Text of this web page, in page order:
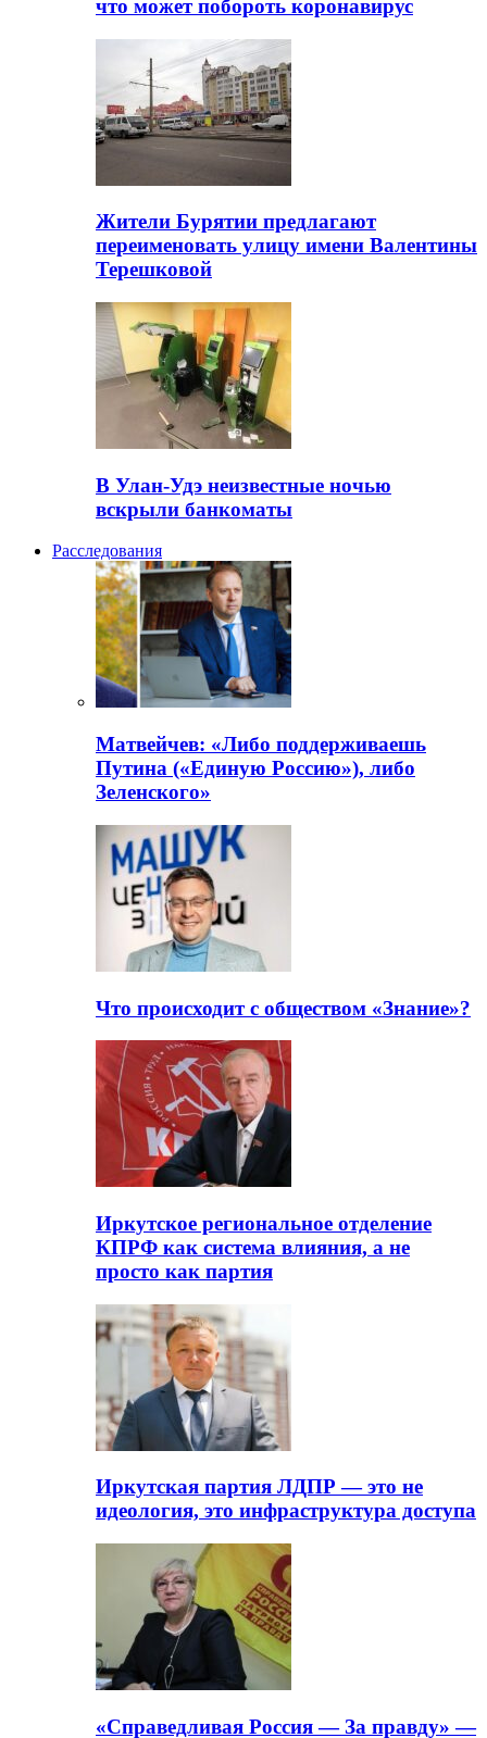
что может побороть коронавирус
Жители Бурятии предлагают
переименовать улицу имени Валентины
Терешковой
В Улан-Удэ неизвестные ночью
вскрыли банкоматы
Расследования
Матвейчев: «Либо поддерживаешь
Путина («Единую Россию»), либо
Зеленского»
Что происходит с обществом «Знание»?
Иркутское региональное отделение
КПРФ как система влияния, а не
просто как партия
Иркутская партия ЛДПР — это не
идеология, это инфраструктура доступа
«Справедливая Россия — За правду» —